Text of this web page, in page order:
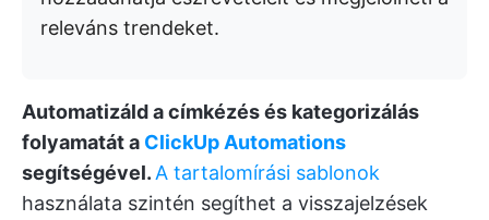
releváns trendeket.
Automatizáld a címkézés és kategorizálás
folyamatát a ClickUp Automations
segítségével. A tartalomírási sablonok
használata szintén segíthet a visszajelzések